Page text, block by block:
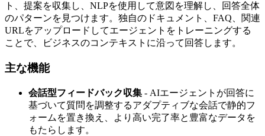
ト、提案を収集し、NLPを使用して意図を理解し、回答全体
のパターンを見つけます。独自のドキュメント、FAQ、関連
URLをアップロードしてエージェントをトレーニングする
ことで、ビジネスのコンテキストに沿って回答します。
主な機能
会話型フィードバック収集 - AIエージェントが回答に
基づいて質問を調整するアダプティブな会話で静的フ
ォームを置き換え、より高い完了率と豊富なデータを
もたらします。